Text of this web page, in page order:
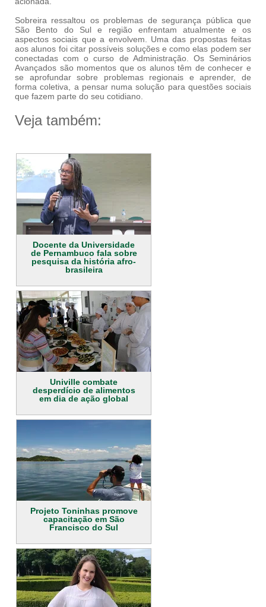
Sobreira ressaltou os problemas de segurança pública que
São Bento do Sul e região enfrentam atualmente e os
aspectos sociais que a envolvem. Uma das propostas feitas
aos alunos foi citar possíveis soluções e como elas podem ser
conectadas com o curso de Administração. Os Seminários
Avançados são momentos que os alunos têm de conhecer e
se aprofundar sobre problemas regionais e aprender, de
forma coletiva, a pensar numa solução para questões sociais
que fazem parte do seu cotidiano.
Veja também:
Docente da Universidade
de Pernambuco fala sobre
pesquisa da história afro-
brasileira
Univille combate
desperdício de alimentos
em dia de ação global
Projeto Toninhas promove
capacitação em São
Francisco do Sul